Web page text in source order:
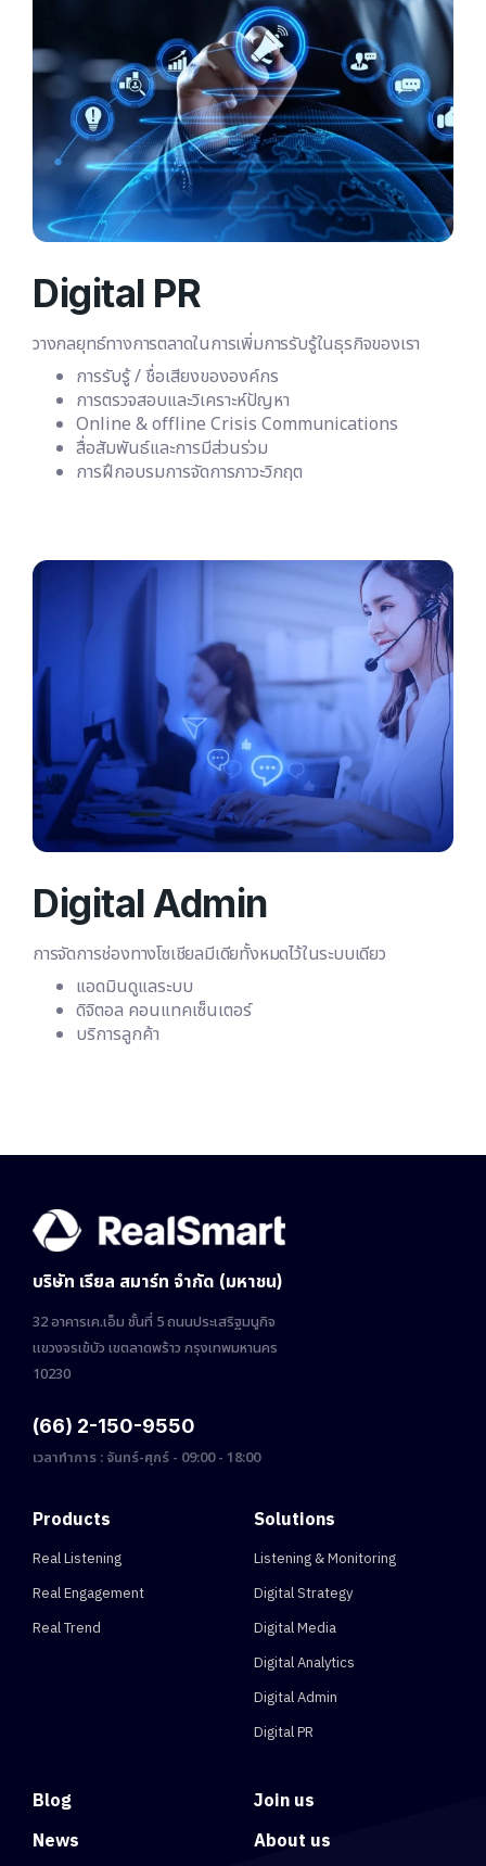
Digital PR
วางกลยุทธ์ทางการตลาดในการเพิ่มการรับรู้ในธุรกิจของเรา
การรับรู้ / ชื่อเสียงขององค์กร
การตรวจสอบและวิเคราะห์ปัญหา
Online & offline Crisis Communications
สื่อสัมพันธ์และการมีส่วนร่วม
การฝึกอบรมการจัดการภาวะวิกฤต
Digital Admin
การจัดการช่องทางโซเชียลมีเดียทั้งหมดไว้ในระบบเดียว
แอดมินดูแลระบบ
ดิจิตอล คอนแทคเซ็นเตอร์
บริการลูกค้า
บริษัท เรียล สมาร์ท จำกัด (มหาชน)
32 อาคารเค.เอ็ม ชั้นที่ 5 ถนนประเสริฐมนูกิจ
แขวงจรเข้บัว เขตลาดพร้าว กรุงเทพมหานคร
10230
(66) 2-150-9550
เวลาทำการ : จันทร์-ศุกร์ - 09:00 - 18:00
Products
Real Listening
Real Engagement
Real Trend
Solutions
Listening & Monitoring
Digital Strategy
Digital Media
Digital Analytics
Digital Admin
Digital PR
Blog
News
Join us
About us